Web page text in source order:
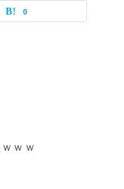
0
ｗｗ